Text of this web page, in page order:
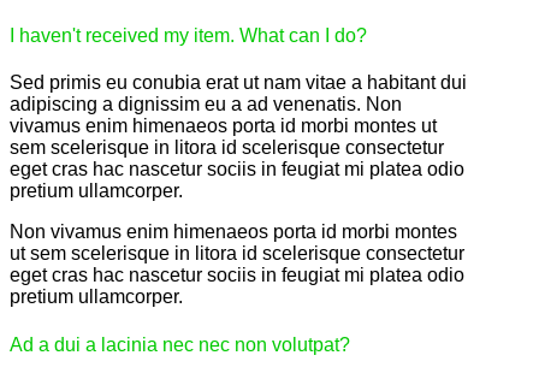
I haven't received my item. What can I do?
Sed primis eu conubia erat ut nam vitae a habitant dui
adipiscing a dignissim eu a ad venenatis. Non
vivamus enim himenaeos porta id morbi montes ut
sem scelerisque in litora id scelerisque consectetur
eget cras hac nascetur sociis in feugiat mi platea odio
pretium ullamcorper.
Non vivamus enim himenaeos porta id morbi montes
ut sem scelerisque in litora id scelerisque consectetur
eget cras hac nascetur sociis in feugiat mi platea odio
pretium ullamcorper.
Ad a dui a lacinia nec nec non volutpat?